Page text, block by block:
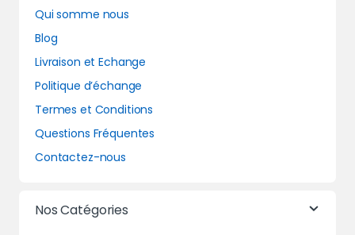
Qui somme nous
Blog
Livraison et Echange
Politique d’échange
Termes et Conditions
Questions Fréquentes
Contactez-nous
Nos Catégories